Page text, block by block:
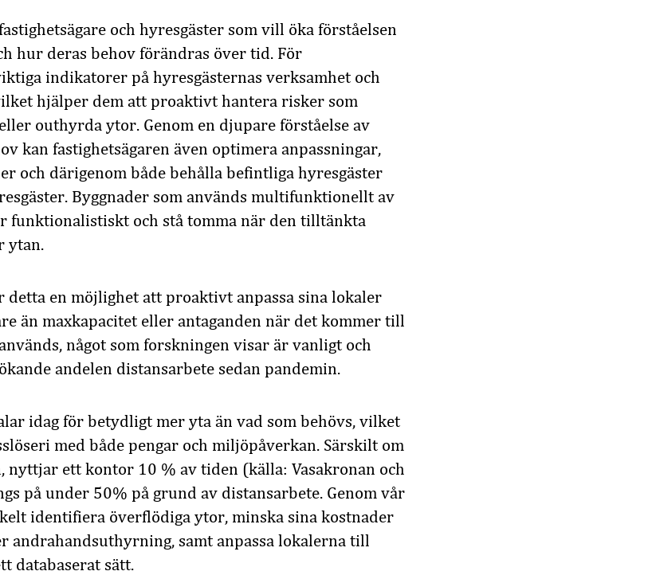
och hyresgäster som vill öka förståelsen
hur deras behov förändras över tid. För
indikatorer på hyresgästernas verksamhet och
hjälper dem att proaktivt hantera risker som
outhyrda ytor. Genom en djupare förståelse av
kan fastighetsägaren även optimera anpassningar,
och därigenom både behålla befintliga hyresgäster
Byggnader som används multifunktionellt av
funktionalistiskt och stå tomma när den tilltänkta
ytan.
detta en möjlighet att proaktivt anpassa sina lokaler
än maxkapacitet eller antaganden när det kommer till
något som forskningen visar är vanligt och
andelen distansarbete sedan pandemin.
idag för betydligt mer yta än vad som behövs, vilket
med både pengar och miljöpåverkan. Särskilt om
nyttjar ett kontor 10 % av tiden (källa: Vasakronan och
på under 50% på grund av distansarbete. Genom vår
identifiera överflödiga ytor, minska sina kostnader
andrahandsuthyrning, samt anpassa lokalerna till
databaserat sätt.